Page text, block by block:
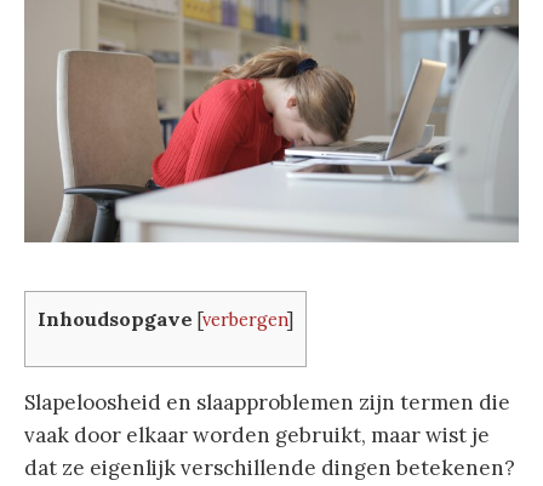
Inhoudsopgave [verbergen]
Slapeloosheid en slaapproblemen zijn termen die
vaak door elkaar worden gebruikt, maar wist je
dat ze eigenlijk verschillende dingen betekenen?